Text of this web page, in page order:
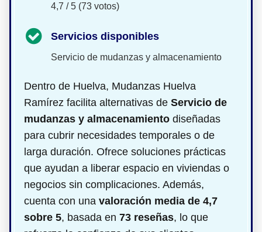
4,7 / 5 (73 votos)
Servicios disponibles
Servicio de mudanzas y almacenamiento
Dentro de Huelva, Mudanzas Huelva
Ramírez facilita alternativas de Servicio de
mudanzas y almacenamiento diseñadas
para cubrir necesidades temporales o de
larga duración. Ofrece soluciones prácticas
que ayudan a liberar espacio en viviendas o
negocios sin complicaciones. Además,
cuenta con una valoración media de 4,7
sobre 5, basada en 73 reseñas, lo que